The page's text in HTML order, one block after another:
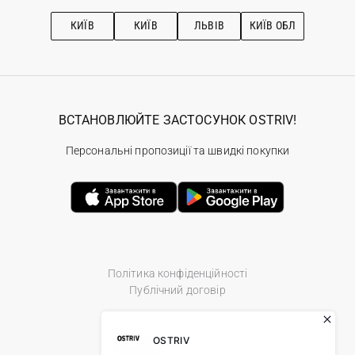
Рекомендації з догляду
КИЇВ КИЇВ ЛЬВІВ КИЇВ ОБЛ
Політика конфіденційності
Публічний договір
ВСТАНОВЛЮЙТЕ ЗАСТОСУНОК OSTRIV!
Персональні пропозиції та швидкі покупки